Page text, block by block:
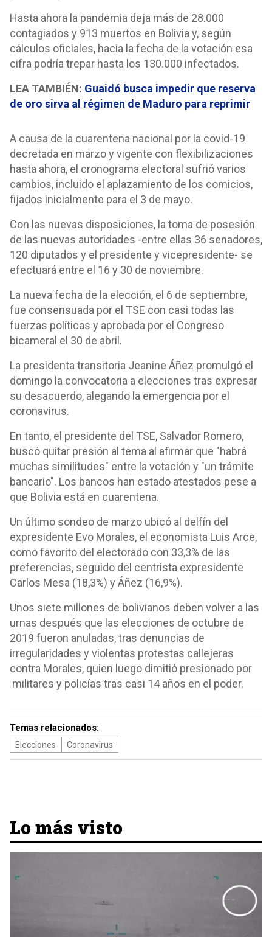
Hasta ahora la pandemia deja más de 28.000
contagiados y 913 muertos en Bolivia y, según
cálculos oficiales, hacia la fecha de la votación esa
cifra podría trepar hasta los 130.000 infectados.
LEA TAMBIÉN: Guaidó busca impedir que reserva
de oro sirva al régimen de Maduro para reprimir
A causa de la cuarentena nacional por la covid-19
decretada en marzo y vigente con flexibilizaciones
hasta ahora, el cronograma electoral sufrió varios
cambios, incluido el aplazamiento de los comicios,
fijados inicialmente para el 3 de mayo.
Con las nuevas disposiciones, la toma de posesión
de las nuevas autoridades -entre ellas 36 senadores,
120 diputados y el presidente y vicepresidente- se
efectuará entre el 16 y 30 de noviembre.
La nueva fecha de la elección, el 6 de septiembre,
fue consensuada por el TSE con casi todas las
fuerzas políticas y aprobada por el Congreso
bicameral el 30 de abril.
La presidenta transitoria Jeanine Áñez promulgó el
domingo la convocatoria a elecciones tras expresar
su desacuerdo, alegando la emergencia por el
coronavirus.
En tanto, el presidente del TSE, Salvador Romero,
buscó quitar presión al tema al afirmar que "habrá
muchas similitudes" entre la votación y "un trámite
bancario". Los bancos han estado atestados pese a
que Bolivia está en cuarentena.
Un último sondeo de marzo ubicó al delfín del
expresidente Evo Morales, el economista Luis Arce,
como favorito del electorado con 33,3% de las
preferencias, seguido del centrista expresidente
Carlos Mesa (18,3%) y Áñez (16,9%).
Unos siete millones de bolivianos deben volver a las
urnas después que las elecciones de octubre de
2019 fueron anuladas, tras denuncias de
irregularidades y violentas protestas callejeras
contra Morales, quien luego dimitió presionado por
militares y policías tras casi 14 años en el poder.
Temas relacionados:
Elecciones Coronavirus
Lo más visto